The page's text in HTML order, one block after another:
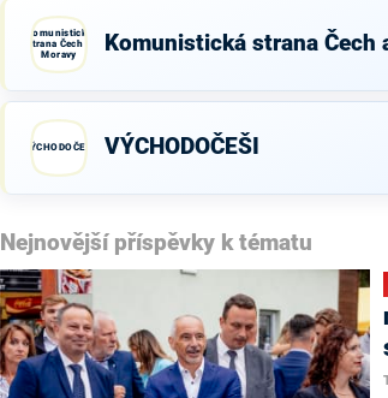
Komunistická
strana Čech a
Moravy
Komunistická strana Čech
VÝCHODOČEŠI VÝCHODOČEŠI
Nejnovější příspěvky k tématu